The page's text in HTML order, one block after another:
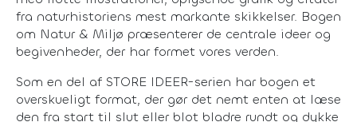
fra naturhistoriens mest markante skikkelser. Bogen
om Natur & Miljø præsenterer de centrale ideer og
begivenheder, der har formet vores verden.
Som en del af STORE IDEER-serien har bogen et
overskueligt format, der gør det nemt enten at læse
den fra start til slut eller blot bladre rundt og dykke